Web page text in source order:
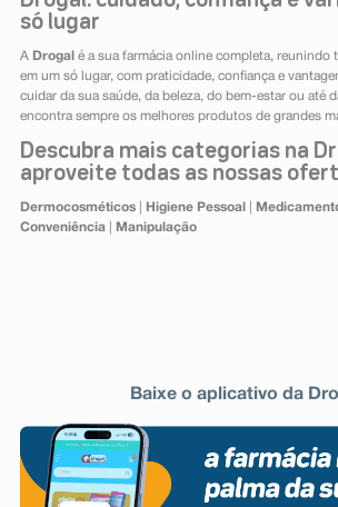
só lugar
A Drogal é a sua farmácia online completa, reunindo
em um só lugar, com praticidade, confiança e
cuidar da sua saúde, da beleza, do bem-estar ou até
encontra sempre os melhores produtos de grandes
Descubra mais categorias na
aproveite todas as nossas
Dermocosméticos| Higiene Pessoal
Conveniência| Manipulação
Baixe o aplicativo da